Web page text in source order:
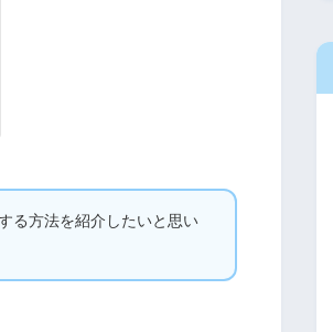
る方法を紹介したいと思い